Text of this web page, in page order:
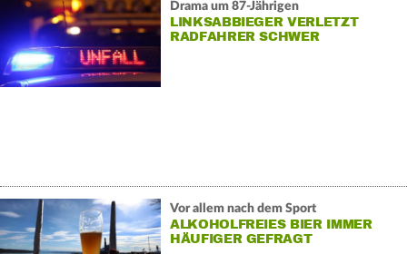
Drama um 87-Jährigen
LINKSABBIEGER VERLETZT
RADFAHRER SCHWER
Vor allem nach dem Sport
ALKOHOLFREIES BIER IMMER
HÄUFIGER GEFRAGT